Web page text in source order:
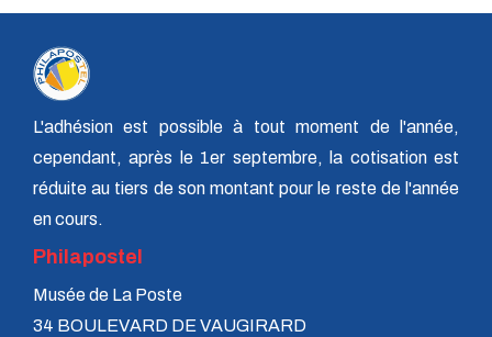
L'adhésion est possible à tout moment de l'année,
cependant, après le 1er septembre, la cotisation est
réduite au tiers de son montant pour le reste de l'année
en cours.
Philapostel
Musée de La Poste
34 BOULEVARD DE VAUGIRARD